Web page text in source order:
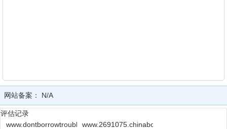
网站备案： N/A
评估记录
www.dontborrowtroublesepa.orgwww.2691075.chinaboiler.cn